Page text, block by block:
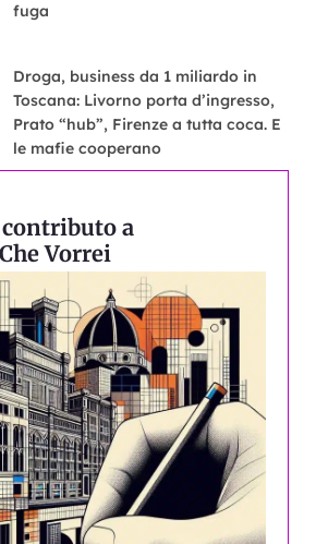
fuga
Droga, business da 1 miliardo in
Toscana: Livorno porta d’ingresso,
Prato “hub”, Firenze a tutta coca. E
le mafie cooperano
a
Vorrei